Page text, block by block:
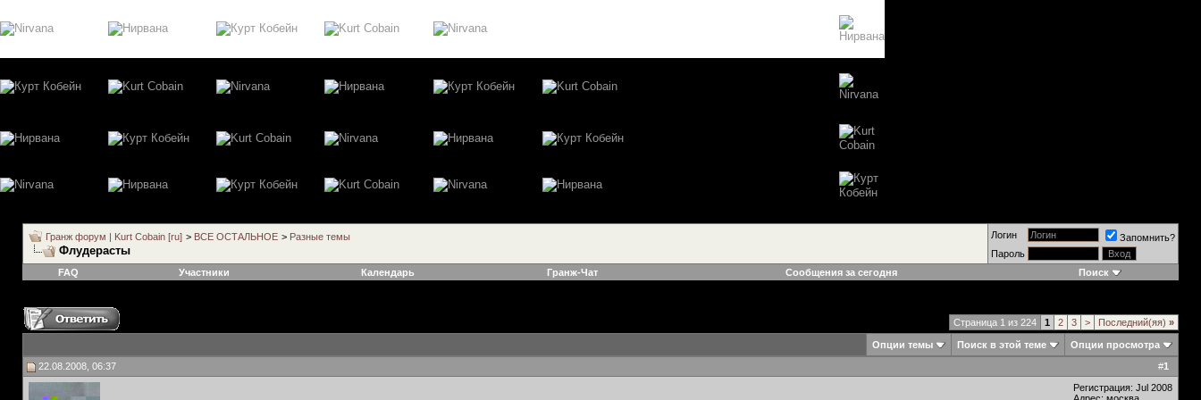
Гранж форум | Kurt Cobain [ru] > ВСЕ ОСТАЛЬНОЕ > Разные темы
Флудерасты
Логин
Запомнить?
Пароль
FAQ
Участники Календарь Гранж-Чат Сообщения за сегодня Поиск
Страница 1 из 224 1 2 3 > Последний(яя) »
Опции темы Поиск в этой теме
Опции просмотра
#1
22.08.2008, 06:37
Регистрация: Jul 2008